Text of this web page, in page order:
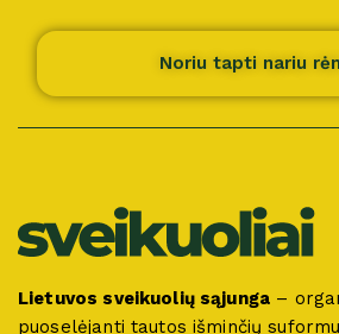
Noriu tapti nariu
Lietuvos sveikuolių sąjunga –
puoselėjanti tautos išminčių